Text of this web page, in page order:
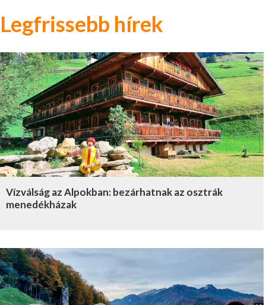
Legfrissebb hírek
Vízválság az Alpokban: bezárhatnak az osztrák
menedékházak